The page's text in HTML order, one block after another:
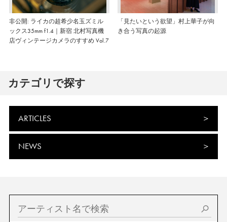
非公開: ライカの超希少名玉ズミル
ックス35mm f1.4｜新宿 北村写真機
店ヴィンテージカメラのすすめ Vol.7
「見たいという欲望」村上華子が向
き合う写真の起源
カテゴリで探す
ARTICLES
NEWS